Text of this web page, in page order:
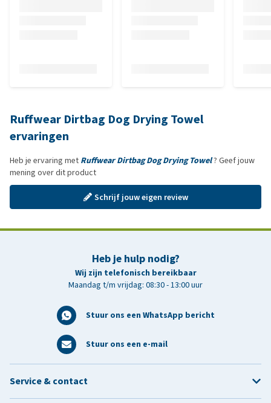
Ruffwear Dirtbag Dog Drying Towel
ervaringen
Heb je ervaring met Ruffwear Dirtbag Dog Drying Towel? Geef jouw
mening over dit product
Schrijf jouw eigen review
Heb je hulp nodig?
Wij zijn telefonisch bereikbaar
Maandag t/m vrijdag: 08:30 - 13:00 uur
Stuur ons een WhatsApp bericht
Stuur ons een e-mail
Service & contact